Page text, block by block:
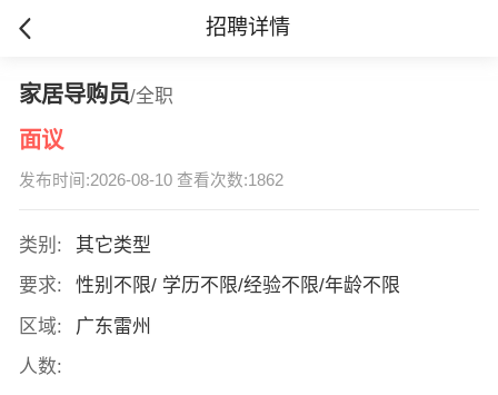
招聘详情
家居导购员/全职
面议
发布时间:2026-08-10 查看次数:1862
类别:
其它类型
要求:
性别不限/ 学历不限/经验不限/年龄不限
区域:
广东雷州
人数: